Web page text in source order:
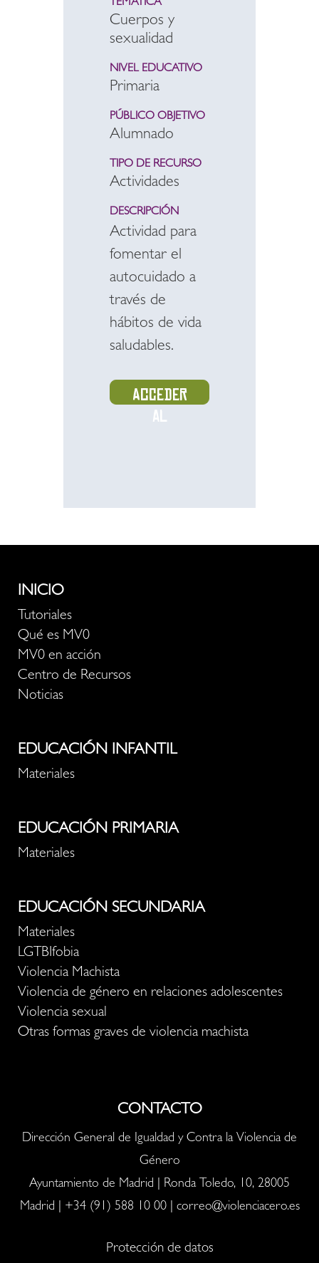
TEMÁTICA
Cuerpos y
sexualidad
NIVEL EDUCATIVO
Primaria
PÚBLICO OBJETIVO
Alumnado
TIPO DE RECURSO
Actividades
DESCRIPCIÓN
Actividad para
fomentar el
autocuidado a
través de
hábitos de vida
saludables.
Acceder
al
INICIO
Tutoriales
Qué es MV0
MV0 en acción
Centro de Recursos
Noticias
EDUCACIÓN INFANTIL
Materiales
EDUCACIÓN PRIMARIA
Materiales
EDUCACIÓN SECUNDARIA
Materiales
LGTBIfobia
Violencia Machista
Violencia de género en relaciones adolescentes
Violencia sexual
Otras formas graves de violencia machista
CONTACTO
Dirección General de Igualdad y Contra la Violencia de
Género
Ayuntamiento de Madrid | Ronda Toledo, 10, 28005
Madrid | +34 (91) 588 10 00| correo@violenciacero.es
Protección de datos